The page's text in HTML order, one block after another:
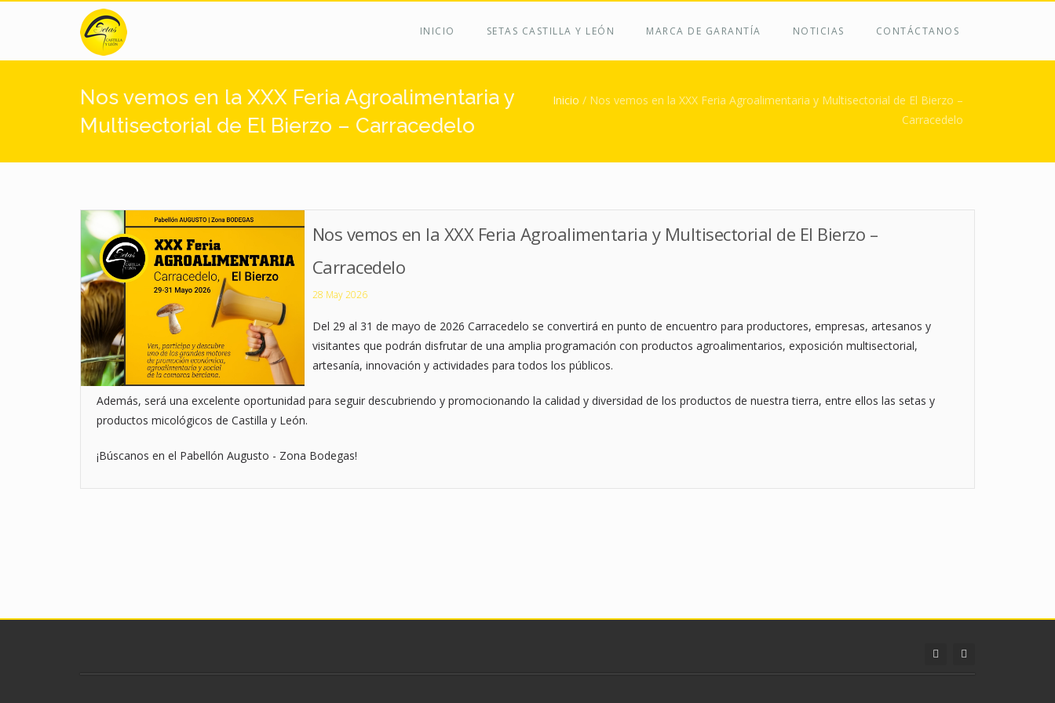
Pasar al contenido principal
INICIO SETAS CASTILLA Y LEÓN MARCA DE GARANTÍA NOTICIAS CONTÁCTANOS
Nos vemos en la XXX Feria Agroalimentaria y
Multisectorial de El Bierzo – Carracedelo
Usted está aquí
Inicio / Nos vemos en la XXX Feria Agroalimentaria y Multisectorial de El Bierzo –
Carracedelo
carracedelo_2026.jpgNos vemos en la XXX Feria Agroalimentaria y Multisectorial de El Bierzo –
Carracedelo
28 May 2026
Del 29 al 31 de mayo de 2026 Carracedelo se convertirá en punto de encuentro para productores, empresas, artesanos y
visitantes que podrán disfrutar de una amplia programación con productos agroalimentarios, exposición multisectorial,
artesanía, innovación y actividades para todos los públicos.
Además, será una excelente oportunidad para seguir descubriendo y promocionando la calidad y diversidad de los productos de nuestra tierra, entre ellos las setas y
productos micológicos de Castilla y León.
¡Búscanos en el Pabellón Augusto - Zona Bodegas!